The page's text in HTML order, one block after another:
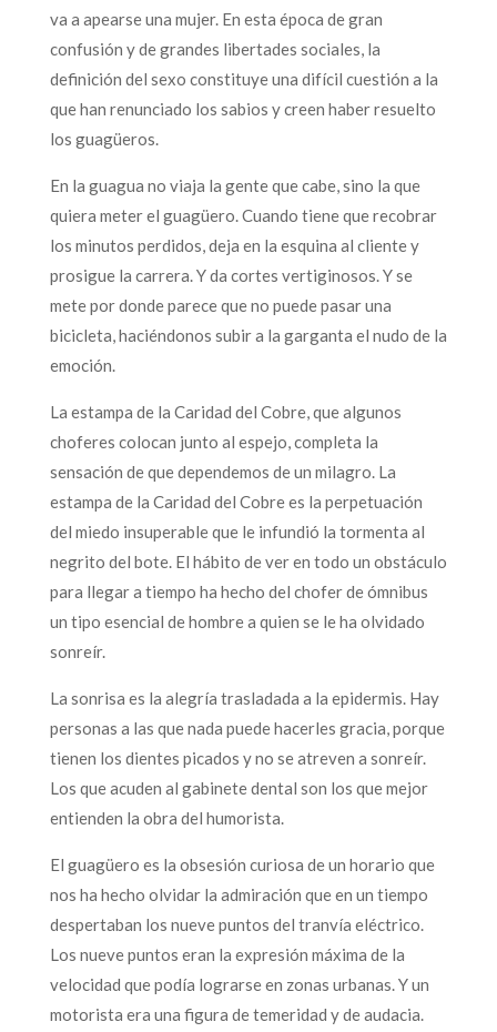
va a apearse una mujer. En esta época de gran
confusión y de grandes libertades sociales, la
definición del sexo constituye una difícil cuestión a la
que han renunciado los sabios y creen haber resuelto
los guagüeros.
En la guagua no viaja la gente que cabe, sino la que
quiera meter el guagüero. Cuando tiene que recobrar
los minutos perdidos, deja en la esquina al cliente y
prosigue la carrera. Y da cortes vertiginosos. Y se
mete por donde parece que no puede pasar una
bicicleta, haciéndonos subir a la garganta el nudo de la
emoción.
La estampa de la Caridad del Cobre, que algunos
choferes colocan junto al espejo, completa la
sensación de que dependemos de un milagro. La
estampa de la Caridad del Cobre es la perpetuación
del miedo insuperable que le infundió la tormenta al
negrito del bote. El hábito de ver en todo un obstáculo
para llegar a tiempo ha hecho del chofer de ómnibus
un tipo esencial de hombre a quien se le ha olvidado
sonreír.
La sonrisa es la alegría trasladada a la epidermis. Hay
personas a las que nada puede hacerles gracia, porque
tienen los dientes picados y no se atreven a sonreír.
Los que acuden al gabinete dental son los que mejor
entienden la obra del humorista.
El guagüero es la obsesión curiosa de un horario que
nos ha hecho olvidar la admiración que en un tiempo
despertaban los nueve puntos del tranvía eléctrico.
Los nueve puntos eran la expresión máxima de la
velocidad que podía lograrse en zonas urbanas. Y un
motorista era una figura de temeridad y de audacia.